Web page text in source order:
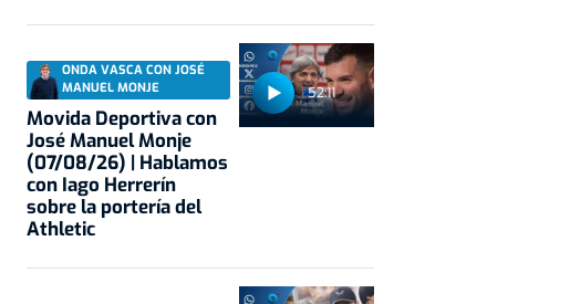
52:11
ONDA VASCA CON JOSÉ
MANUEL MONJE
Movida Deportiva con
José Manuel Monje
(07/08/26) | Hablamos
con Iago Herrerín
sobre la portería del
Athletic